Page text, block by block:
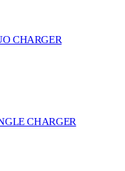
CHARGER
CHARGER